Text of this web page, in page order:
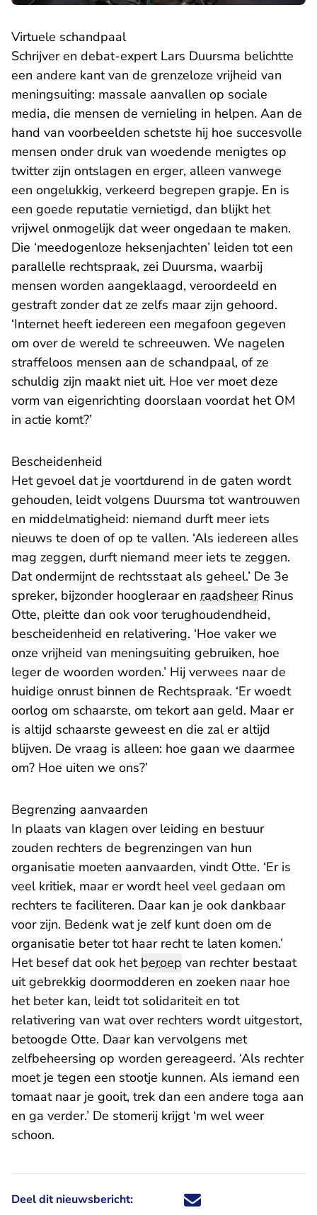
Virtuele schandpaal
Schrijver en debat-expert Lars Duursma belichtte
een andere kant van de grenzeloze vrijheid van
meningsuiting: massale aanvallen op sociale
media, die mensen de vernieling in helpen. Aan de
hand van voorbeelden schetste hij hoe succesvolle
mensen onder druk van woedende menigtes op
twitter zijn ontslagen en erger, alleen vanwege
een ongelukkig, verkeerd begrepen grapje. En is
een goede reputatie vernietigd, dan blijkt het
vrijwel onmogelijk dat weer ongedaan te maken.
Die ‘meedogenloze heksenjachten’ leiden tot een
parallelle rechtspraak, zei Duursma, waarbij
mensen worden aangeklaagd, veroordeeld en
gestraft zonder dat ze zelfs maar zijn gehoord.
‘Internet heeft iedereen een megafoon gegeven
om over de wereld te schreeuwen. We nagelen
straffeloos mensen aan de schandpaal, of ze
schuldig zijn maakt niet uit. Hoe ver moet deze
vorm van eigenrichting doorslaan voordat het OM
in actie komt?’
Bescheidenheid
Het gevoel dat je voortdurend in de gaten wordt
gehouden, leidt volgens Duursma tot wantrouwen
en middelmatigheid: niemand durft meer iets
nieuws te doen of op te vallen. ‘Als iedereen alles
mag zeggen, durft niemand meer iets te zeggen.
Dat ondermijnt de rechtsstaat als geheel.’ De 3e
spreker, bijzonder hoogleraar en raadsheerRinus
Otte, pleitte dan ook voor terughoudendheid,
bescheidenheid en relativering. ‘Hoe vaker we
onze vrijheid van meningsuiting gebruiken, hoe
leger de woorden worden.’ Hij verwees naar de
huidige onrust binnen de Rechtspraak. ‘Er woedt
oorlog om schaarste, om tekort aan geld. Maar er
is altijd schaarste geweest en die zal er altijd
blijven. De vraag is alleen: hoe gaan we daarmee
om? Hoe uiten we ons?’
Begrenzing aanvaarden
In plaats van klagen over leiding en bestuur
zouden rechters de begrenzingen van hun
organisatie moeten aanvaarden, vindt Otte. ‘Er is
veel kritiek, maar er wordt heel veel gedaan om
rechters te faciliteren. Daar kan je ook dankbaar
voor zijn. Bedenk wat je zelf kunt doen om de
organisatie beter tot haar recht te laten komen.’
Het besef dat ook hetberoep van rechter bestaat
uit gebrekkig doormodderen en zoeken naar hoe
het beter kan, leidt tot solidariteit en tot
relativering van wat over rechters wordt uitgestort,
betoogde Otte. Daar kan vervolgens met
zelfbeheersing op worden gereageerd. ‘Als rechter
moet je tegen een stootje kunnen. Als iemand een
tomaat naar je gooit, trek dan een andere toga aan
en ga verder.’ De stomerij krijgt ‘m wel weer
schoon.
Deel dit nieuwsbericht: Deel dit nieuwsbericht via X -
Deel dit nieuwsbericht via
Deel dit nieuwsbericht
Deel dit